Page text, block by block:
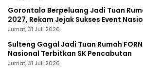
Gorontalo Berpeluang Jadi Tuan
2027, Rekam Jejak Sukses Event
Jumat, 31 Juli 2026
Sulteng Gagal Jadi Tuan Rumah
Nasional Terbitkan SK Pencabutan
Jumat, 31 Juli 2026